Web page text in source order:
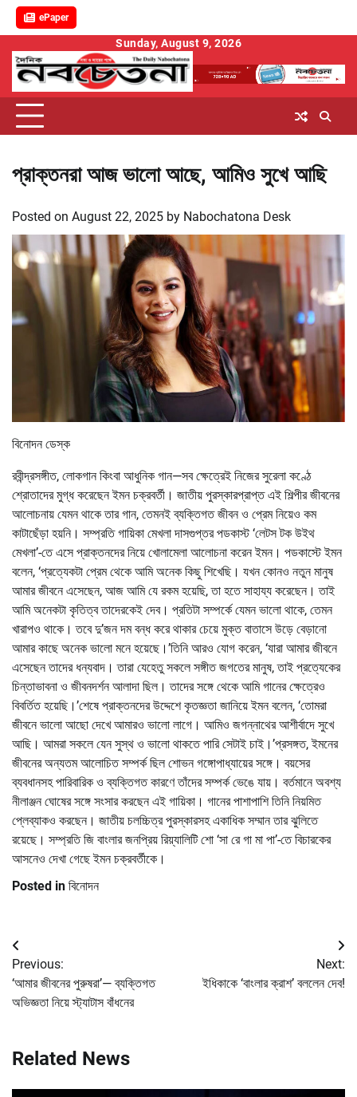
ePaper
content
Sunday, August 9, 2026
প্রাক্তনরা আজ ভালো আছে, আমিও সুখে আছি
Posted on August 22, 2025 by Nabochatona Desk
বিনোদন ডেস্ক
রবীন্দ্রসঙ্গীত, লোকগান কিংবা আধুনিক গান—সব ক্ষেত্রেই নিজের সুরেলা কণ্ঠে
শ্রোতাদের মুগ্ধ করেছেন ইমন চক্রবর্তী। জাতীয় পুরস্কারপ্রাপ্ত এই শিল্পীর জীবনের
আলোচনায় যেমন থাকে তার গান, তেমনই ব্যক্তিগত জীবন ও প্রেম নিয়েও কম
কাটাছেঁড়া হয়নি। সম্প্রতি গায়িকা মেখলা দাসগুপ্তর পডকাস্ট ‘লেটস টক উইথ
মেখলা’-তে এসে প্রাক্তনদের নিয়ে খোলামেলা আলোচনা করেন ইমন। পডকাস্টে ইমন
বলেন, ‘প্রত্যেকটা প্রেম থেকে আমি অনেক কিছু শিখেছি। যখন কোনও নতুন মানুষ
আমার জীবনে এসেছেন, আজ আমি যে রকম হয়েছি, তা হতে সাহায্য করেছেন। তাই
আমি অনেকটা কৃতিত্ব তাদেরকেই দেব। প্রতিটা সম্পর্কে যেমন ভালো থাকে, তেমন
খারাপও থাকে। তবে দু’জন দম বন্ধ করে থাকার চেয়ে মুক্ত বাতাসে উড়ে বেড়ানো
আমার কাছে অনেক ভালো মনে হয়েছে।’তিনি আরও যোগ করেন, ‘যারা আমার জীবনে
এসেছেন তাদের ধন্যবাদ। তারা যেহেতু সকলে সঙ্গীত জগতের মানুষ, তাই প্রত্যেকের
চিন্তাভাবনা ও জীবনদর্শন আলাদা ছিল। তাদের সঙ্গে থেকে আমি গানের ক্ষেত্রেও
বিবর্তিত হয়েছি।’শেষে প্রাক্তনদের উদ্দেশে কৃতজ্ঞতা জানিয়ে ইমন বলেন, ‘তোমরা
জীবনে ভালো আছো দেখে আমারও ভালো লাগে। আমিও জগন্নাথের আশীর্বাদে সুখে
আছি। আমরা সকলে যেন সুস্থ ও ভালো থাকতে পারি সেটাই চাই।’প্রসঙ্গত, ইমনের
জীবনের অন্যতম আলোচিত সম্পর্ক ছিল শোভন গঙ্গোপাধ্যায়ের সঙ্গে। বয়সের
ব্যবধানসহ পারিবারিক ও ব্যক্তিগত কারণে তাঁদের সম্পর্ক ভেঙে যায়। বর্তমানে অবশ্য
নীলাঞ্জন ঘোষের সঙ্গে সংসার করছেন এই গায়িকা। গানের পাশাপাশি তিনি নিয়মিত
প্লেব্যাকও করছেন। জাতীয় চলচ্চিত্র পুরস্কারসহ একাধিক সম্মান তার ঝুলিতে
রয়েছে। সম্প্রতি জি বাংলার জনপ্রিয় রিয়্যালিটি শো ‘সা রে গা মা পা’-তে বিচারকের
আসনেও দেখা গেছে ইমন চক্রবর্তীকে।
Posted in বিনোদন
Post
navigation
Previous:
‘আমার জীবনের পুরুষরা’— ব্যক্তিগত
অভিজ্ঞতা নিয়ে স্ট্যাটাস বাঁধনের
Next:
ইধিকাকে ‘বাংলার ক্রাশ’ বললেন দেব!
Related News